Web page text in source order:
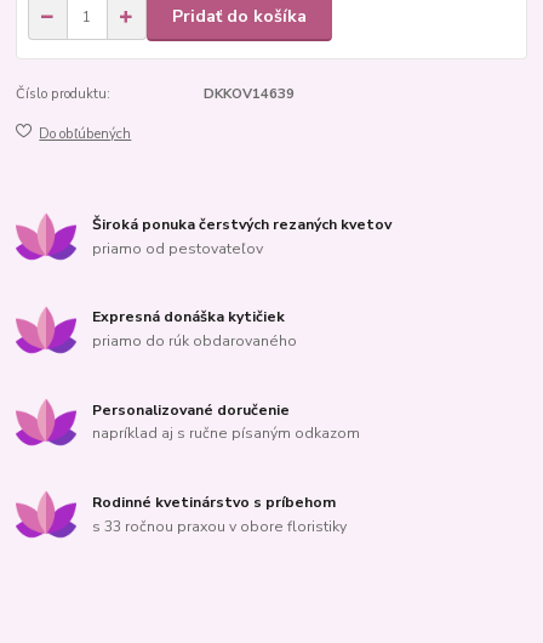
Pridať do košíka
Číslo produktu: DKKOV14639
Do obľúbených
Široká ponuka čerstvých rezaných kvetov
priamo od pestovateľov
Expresná donáška kytičiek
priamo do rúk obdarovaného
Personalizované doručenie
napríklad aj s ručne písaným odkazom
Rodinné kvetinárstvo s príbehom
s 33 ročnou praxou v obore floristiky